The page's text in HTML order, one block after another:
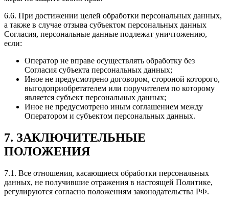
6.6. При достижении целей обработки персональных данных,
а также в случае отзыва субъектом персональных данных
Согласия, персональные данные подлежат уничтожению,
если:
Оператор не вправе осуществлять обработку без
Согласия субъекта персональных данных;
Иное не предусмотрено договором, стороной которого,
выгодоприобретателем или поручителем по которому
является субъект персональных данных;
Иное не предусмотрено иным соглашением между
Оператором и субъектом персональных данных.
7. ЗАКЛЮЧИТЕЛЬНЫЕ
ПОЛОЖЕНИЯ
7.1. Все отношения, касающиеся обработки персональных
данных, не получившие отражения в настоящей Политике,
регулируются согласно положениям законодательства РФ.